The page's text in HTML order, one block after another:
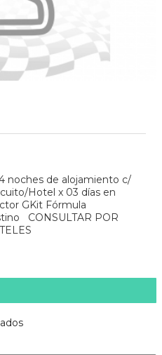
noches de alojamiento c/
Hotel x 03 días en
GKit Fórmula
CONSULTAR POR